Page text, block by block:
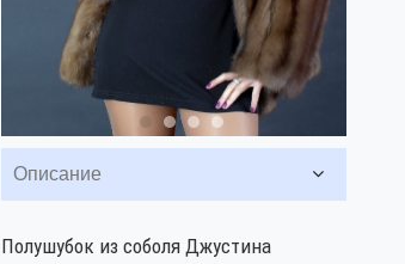
Описание
Полушубок из соболя Джустина